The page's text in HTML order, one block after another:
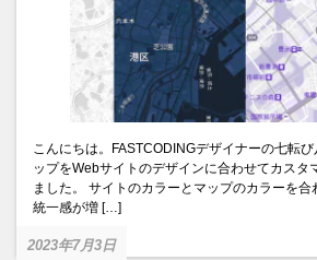
こんにちは。FASTCODINGデザイナーの七転
ップをWebサイトのデザインに合わせてカスタ
ました。 サイトのカラーとマップのカラーを
統一感が増 […]
2023年7月3日